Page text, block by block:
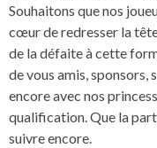
Souhaitons que nos
cœur de redresser la
de la défaite à cette
de vous amis,
encore avec nos
qualification. Que la
suivre encore.